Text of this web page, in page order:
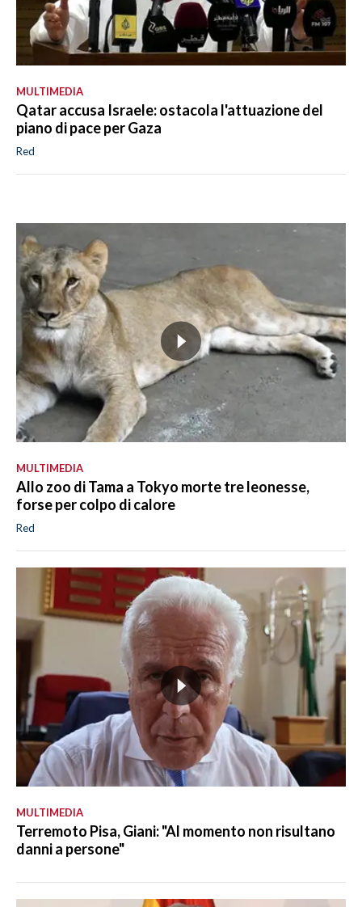
MULTIMEDIA
Qatar accusa Israele: ostacola l'attuazione del
piano di pace per Gaza
Red
MULTIMEDIA
Allo zoo di Tama a Tokyo morte tre leonesse,
forse per colpo di calore
Red
MULTIMEDIA
Terremoto Pisa, Giani: "Al momento non risultano
danni a persone"